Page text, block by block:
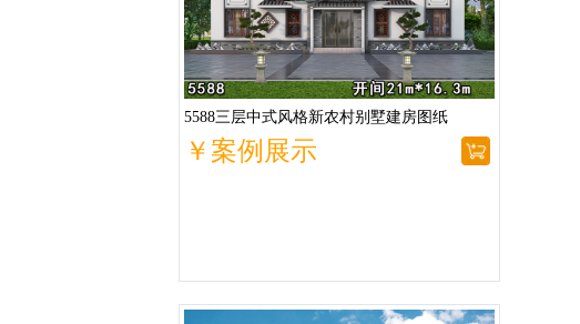
5588三层中式风格新农村别墅建房图纸
￥案例展示